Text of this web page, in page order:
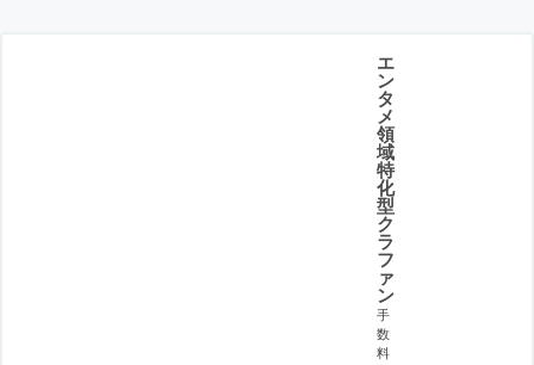
エ
ン
タ
メ
領
域
特
化
型
ク
ラ
フ
ァ
ン
手
数
料